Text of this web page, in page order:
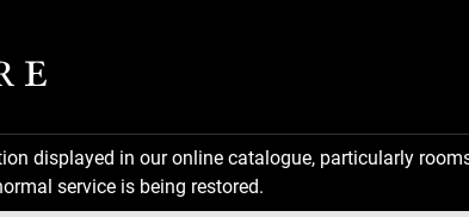
displayed in our online catalogue, particularly
service is being restored.